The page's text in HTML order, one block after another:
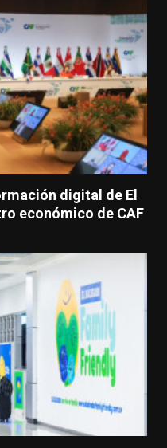
digital de El
económico de CAF